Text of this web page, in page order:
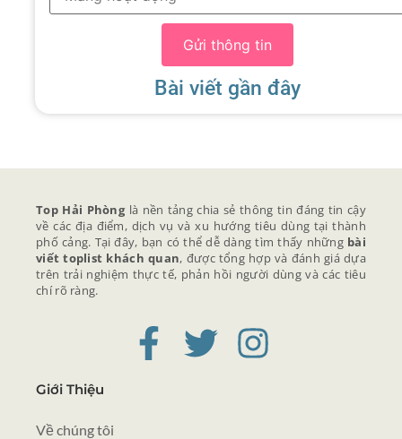
Gửi thông tin
Bài viết gần đây
Top Hải Phònglà nền tảng chia sẻ thông tin đáng tin cậy
về các địa điểm, dịch vụ và xu hướng tiêu dùng tại thành
phố cảng. Tại đây, bạn có thể dễ dàng tìm thấy những bài
viết toplist khách quan, được tổng hợp và đánh giá dựa
trên trải nghiệm thực tế, phản hồi người dùng và các tiêu
chí rõ ràng.
Giới Thiệu
Về chúng tôi